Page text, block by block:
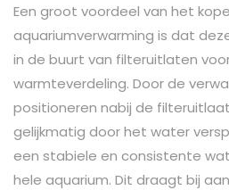
Een groot voordeel van het
aquariumverwarming is dat
in de buurt van filteruitlaten
warmteverdeling. Door de
positioneren nabij de
gelijkmatig door het water
een stabiele en consistente
hele aquarium. Dit draagt bij